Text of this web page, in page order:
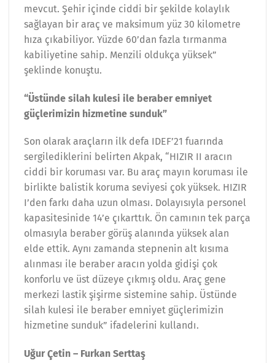
mevcut. Şehir içinde ciddi bir şekilde kolaylık
sağlayan bir araç ve maksimum yüz 30 kilometre
hıza çıkabiliyor. Yüzde 60’dan fazla tırmanma
kabiliyetine sahip. Menzili oldukça yüksek”
şeklinde konuştu.
“Üstünde silah kulesi ile beraber emniyet
güçlerimizin hizmetine sunduk”
Son olarak araçların ilk defa IDEF’21 fuarında
sergilediklerini belirten Akpak, “HIZIR II aracın
ciddi bir koruması var. Bu araç mayın koruması ile
birlikte balistik koruma seviyesi çok yüksek. HIZIR
I’den farkı daha uzun olması. Dolayısıyla personel
kapasitesinide 14’e çıkarttık. Ön camının tek parça
olmasıyla beraber görüş alanında yüksek alan
elde ettik. Aynı zamanda stepnenin alt kısıma
alınması ile beraber aracın yolda gidişi çok
konforlu ve üst düzeye çıkmış oldu. Araç gene
merkezi lastik şişirme sistemine sahip. Üstünde
silah kulesi ile beraber emniyet güçlerimizin
hizmetine sunduk” ifadelerini kullandı.
Uğur Çetin – Furkan Serttaş